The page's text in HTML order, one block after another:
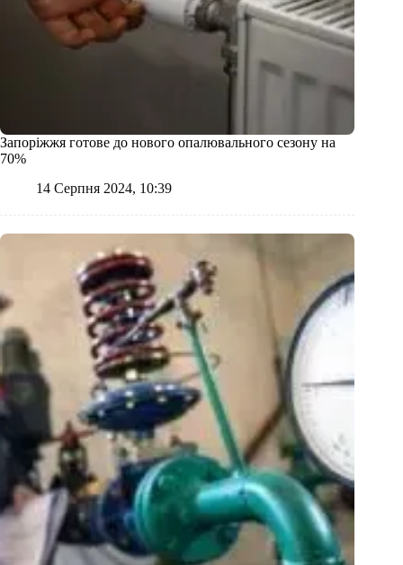
Запоріжжя готове до нового опалювального сезону на
70%
14 Серпня 2024, 10:39